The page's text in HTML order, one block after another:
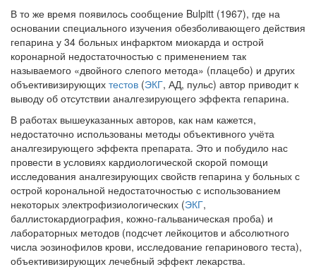
В то же время появилось сообщение Bulpitt (1967), где на
основании специального изучения обезболивающего действия
гепарина у 34 больных инфарктом миокарда и острой
коронарной недостаточностью с применением так
называемого «двойного слепого метода» (плацебо) и других
объективизирующих тестов (ЭКГ, АД, пульс) автор приводит к
выводу об отсутствии аналгезирующего эффекта гепарина.
В работах вышеуказанных авторов, как нам кажется,
недостаточно использованы методы объективного учёта
аналгезирующего эффекта препарата. Это и побудило нас
провести в условиях кардиологической скорой помощи
исследования аналгезирующих свойств гепарина у больных с
острой корональной недостаточностью с использованием
некоторых электрофизиологических (ЭКГ,
баллистокардиография, кожно-гальваническая проба) и
лабораторных методов (подсчет лейкоцитов и абсолютного
числа эозинофилов крови, исследование гепаринового теста),
объективизирующих лечебный эффект лекарства.